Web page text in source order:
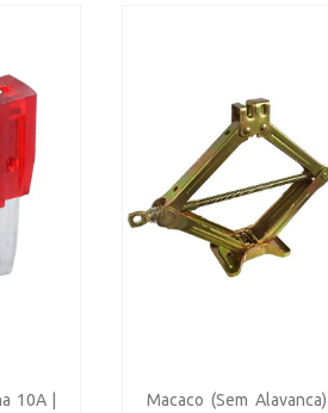
10A |
Macaco (Sem Alavanca) |